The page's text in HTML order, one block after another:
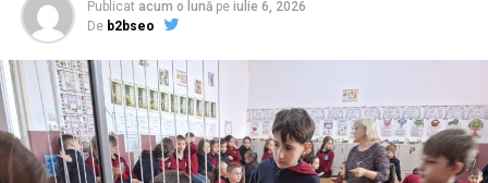
Publicat acum o lună pe iulie 6, 2026
De b2bseo